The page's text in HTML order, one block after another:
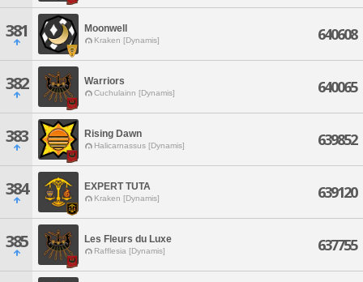
381 Moonwell
Kraken [Dynamis] 640608
382 Warriors
Cuchulainn [Dynamis] 640065
383 Rising Dawn
Halicarnassus [Dynamis] 639852
384 EXPERT TUTA
Kraken [Dynamis] 639120
385 Les Fleurs du Luxe
Rafflesia [Dynamis] 637755